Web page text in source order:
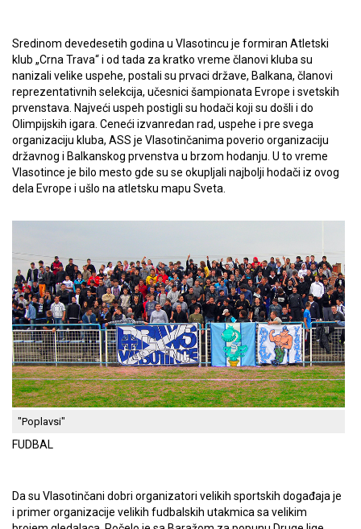
Sredinom devedesetih godina u Vlasotincu je formiran Atletski
klub „Crna Trava“ i od tada za kratko vreme članovi kluba su
nanizali velike uspehe, postali su prvaci države, Balkana, članovi
reprezentativnih selekcija, učesnici šampionata Evrope i svetskih
prvenstava. Najveći uspeh postigli su hodači koji su došli i do
Olimpijskih igara. Ceneći izvanredan rad, uspehe i pre svega
organizaciju kluba, ASS je Vlasotinčanima poverio organizaciju
državnog i Balkanskog prvenstva u brzom hodanju. U to vreme
Vlasotince je bilo mesto gde su se okupljali najbolji hodači iz ovog
dela Evrope i ušlo na atletsku mapu Sveta.
"Poplavsi"
FUDBAL
Da su Vlasotinčani dobri organizatori velikih sportskih događaja je
i primer organizacije velikih fudbalskih utakmica sa velikim